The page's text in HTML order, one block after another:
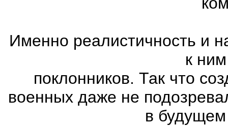
Именно реалистичность и
к
поклонников. Так что
военных даже не
в будущем